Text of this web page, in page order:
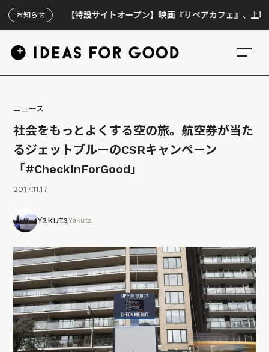
お知らせ【特設サイトオープン】映画『リペアカフェ』、上映300回
ニュース
社会をもっとよくする空の旅。航空券が当た
るジェットブルーのCSRキャンペーン
「#CheckInForGood」
2017.11.17
YakutaYakuta